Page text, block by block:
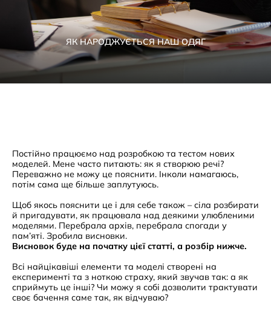
ЯК НАРОДЖУЄТЬСЯ НАШ ОДЯГ
Постійно працюємо над розробкою та тестом нових
моделей. Мене часто питають: як я створюю речі?
Переважно не можу це пояснити. Інколи намагаюсь,
потім сама ще більше заплутуюсь.
Щоб якось пояснити це і для себе також – сіла розбирати
й пригадувати, як працювала над деякими улюбленими
моделями. Перебрала архів, перебрала спогади у
пам’яті. Зробила висновки.
Висновок буде на початку цієї статті, а розбір нижче.
Всі найцікавіші елементи та моделі створені на
експерименті та з ноткою страху, який звучав так: а як
сприймуть це інші? Чи можу я собі дозволити трактувати
своє бачення саме так, як відчуваю?